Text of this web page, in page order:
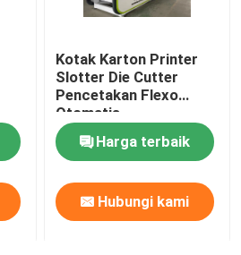
Kotak Karton Printer
Slotter Die Cutter
Pencetakan Flexo
Otomatis
Harga terbaik
Hubungi kami